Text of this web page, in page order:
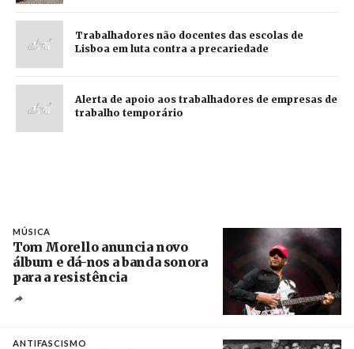
Trabalhadores não docentes das escolas de
Lisboa em luta contra a precariedade
Alerta de apoio aos trabalhadores de empresas de
trabalho temporário
MÚSICA
Tom Morello anuncia novo
álbum e dá-nos a banda sonora
para a resistência
ANTIFASCISMO